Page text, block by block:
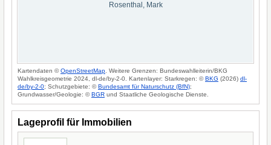
Rosenthal, Mark
Kartendaten ©OpenStreetMap . Weitere Grenzen: Bundeswahlleiterin/BKG
Wahlkreisgeometrie 2024, dl-de/by-2-0. Kartenlayer: Starkregen: ©BKG (2026) dl-
de/by-2-0; Schutzgebiete: ©Bundesamt für Naturschutz (BfN);
Grundwasser/Geologie: ©BGR und Staatliche Geologische Dienste.
Lageprofil für Immobilien